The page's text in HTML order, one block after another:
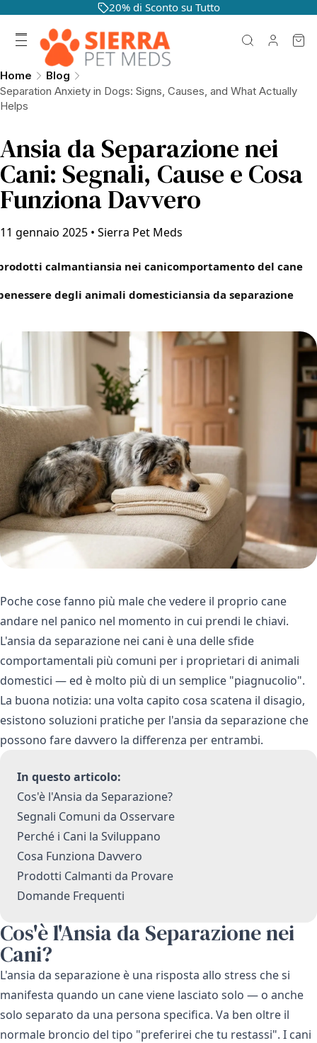
20% di Sconto su Tutto
Home
Blog
Separation Anxiety in Dogs: Signs, Causes, and What Actually
Helps
Ansia da Separazione nei
Cani: Segnali, Cause e Cosa
Funziona Davvero
11 gennaio 2025 • Sierra Pet Meds
calmantiansia nei canicomportamento del cane
degli animali domesticiansia da separazione
Poche cose fanno più male che vedere il proprio cane
andare nel panico nel momento in cui prendi le chiavi.
L'ansia da separazione nei cani è una delle sfide
comportamentali più comuni per i proprietari di animali
domestici — ed è molto più di un semplice "piagnucolio".
La buona notizia: una volta capito cosa scatena il disagio,
esistono soluzioni pratiche per l'ansia da separazione che
possono fare davvero la differenza per entrambi.
In questo articolo:
Cos'è l'Ansia da Separazione?
Segnali Comuni da Osservare
Perché i Cani la Sviluppano
Cosa Funziona Davvero
Prodotti Calmanti da Provare
Domande Frequenti
Cos'è l'Ansia da Separazione nei
Cani?
L'ansia da separazione è una risposta allo stress che si
manifesta quando un cane viene lasciato solo — o anche
solo separato da una persona specifica. Va ben oltre il
normale broncio del tipo "preferirei che tu restassi". I cani